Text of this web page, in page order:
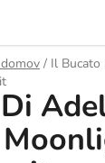
/ Il